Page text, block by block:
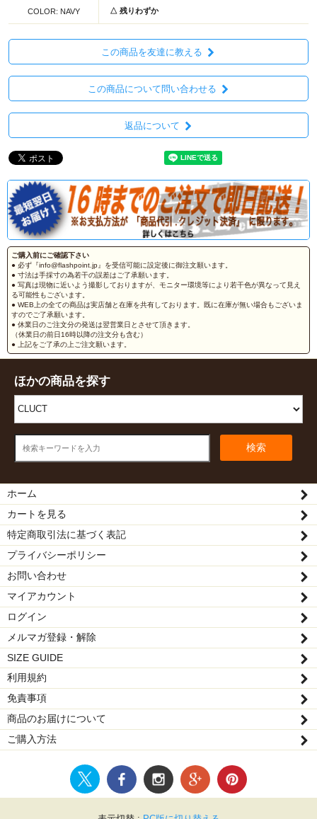
COLOR: NAVY △ 残りわずか
この商品を友達に教える
この商品について問い合わせる
返品について
ご購入前にご確認下さい
● 必ず『info@flashpoint.jp』を受信可能に設定後に御注文願います。
● 寸法は手採寸の為若干の誤差はご了承願います。
● 写真は現物に近いよう撮影しておりますが、モニター環境等により若干色が異なって見え
る可能性もございます。
● WEB上の全ての商品は実店舗と在庫を共有しております。既に在庫が無い場合もございま
すのでご了承願います。
● 休業日のご注文分の発送は翌営業日とさせて頂きます。
（休業日の前日16時以降の注文分も含む）
● 上記をご了承の上ご注文願います。
ほかの商品を探す
検索
ホーム
カートを見る
特定商取引法に基づく表記
プライバシーポリシー
お問い合わせ
マイアカウント
ログイン
メルマガ登録・解除
SIZE GUIDE
利用規約
免責事項
商品のお届けについて
ご購入方法